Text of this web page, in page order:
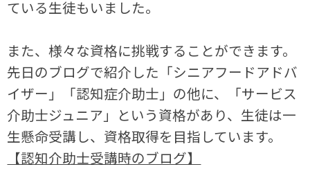
ている生徒もいました。
また、様々な資格に挑戦することができます。
先日のブログで紹介した「シニアフードアドバ
イザー」「認知症介助士」の他に、「サービス
介助士ジュニア」という資格があり、生徒は一
生懸命受講し、資格取得を目指しています。
【認知介助士受講時のブログ】